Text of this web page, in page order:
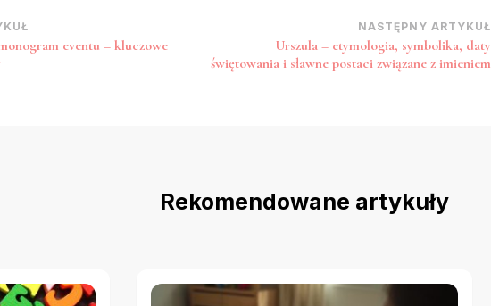
eventu – kluczowe
NASTĘPNY ARTYKUŁ
Urszula – etymologia, symbolika, daty
świętowania i sławne postaci związane z imieniem
Rekomendowane artykuły